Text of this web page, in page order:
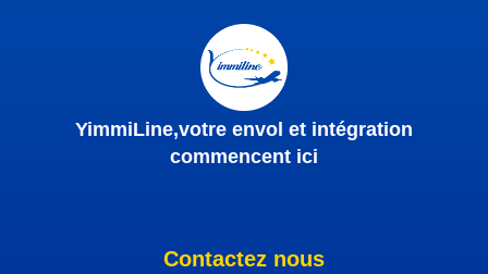
YimmiLine,votre envol et intégration
commencent ici
Contactez nous